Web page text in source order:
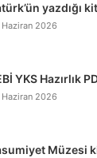
yazdığı
Haziran 2026
YKS Hazırlık
Haziran 2026
Müzesi